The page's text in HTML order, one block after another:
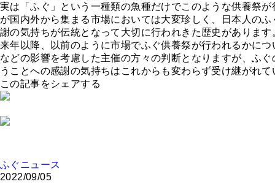
実は「ふぐ」という一種類の魚種だけでこのような供養祭
が国内外から集まる市場においては大変珍しく、日本人の
謝の気持ちが伝統となって大切に行われきた歴史があります
来年以降、以前のように市場でふぐ供養祭が行われるかに
などの影響を考慮した主催の方々の判断となりますが、ふ
うことへの感謝の気持ちはこれからも変わらず受け継がれ
この記事をシェアする
ふぐニュース
2022/09/05